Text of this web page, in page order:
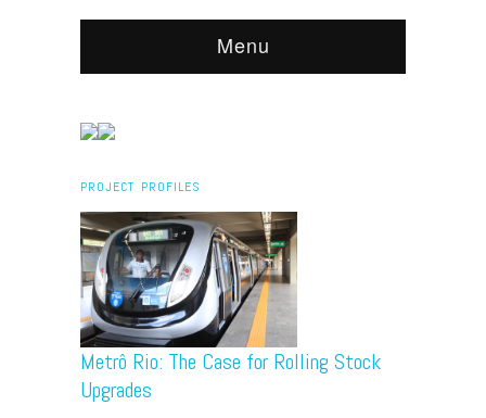
Menu
PROJECT PROFILES
Metrô Rio: The Case for Rolling Stock
Upgrades